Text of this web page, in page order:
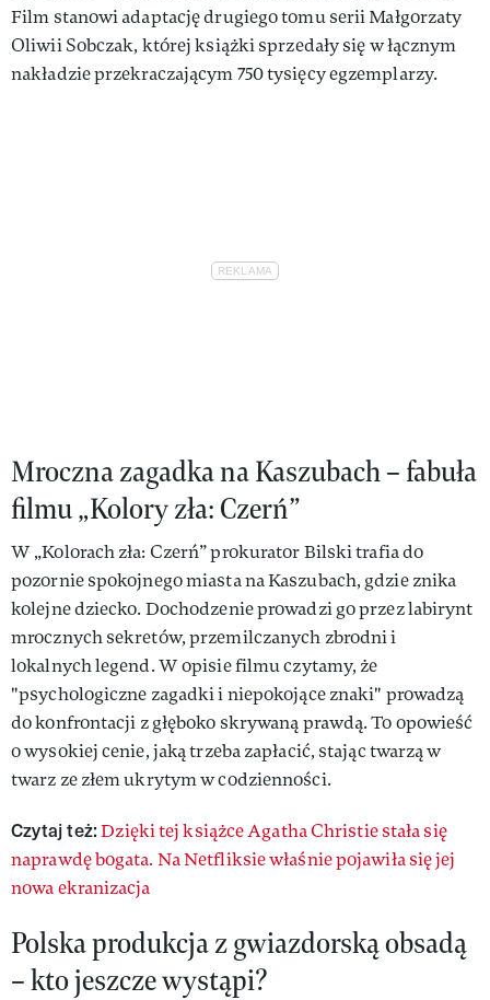
Film stanowi adaptację drugiego tomu serii Małgorzaty
Oliwii Sobczak, której książki sprzedały się w łącznym
nakładzie przekraczającym 750 tysięcy egzemplarzy.
Mroczna zagadka na Kaszubach – fabuła
filmu „Kolory zła: Czerń”
W „Kolorach zła: Czerń” prokurator Bilski trafia do
pozornie spokojnego miasta na Kaszubach, gdzie znika
kolejne dziecko. Dochodzenie prowadzi go przez labirynt
mrocznych sekretów, przemilczanych zbrodni i
lokalnych legend. W opisie filmu czytamy, że
"psychologiczne zagadki i niepokojące znaki" prowadzą
do konfrontacji z głęboko skrywaną prawdą. To opowieść
o wysokiej cenie, jaką trzeba zapłacić, stając twarzą w
twarz ze złem ukrytym w codzienności.
Czytaj też: Dzięki tej książce Agatha Christie stała się
naprawdę bogata. Na Netfliksie właśnie pojawiła się jej
nowa ekranizacja
Polska produkcja z gwiazdorską obsadą
– kto jeszcze wystąpi?